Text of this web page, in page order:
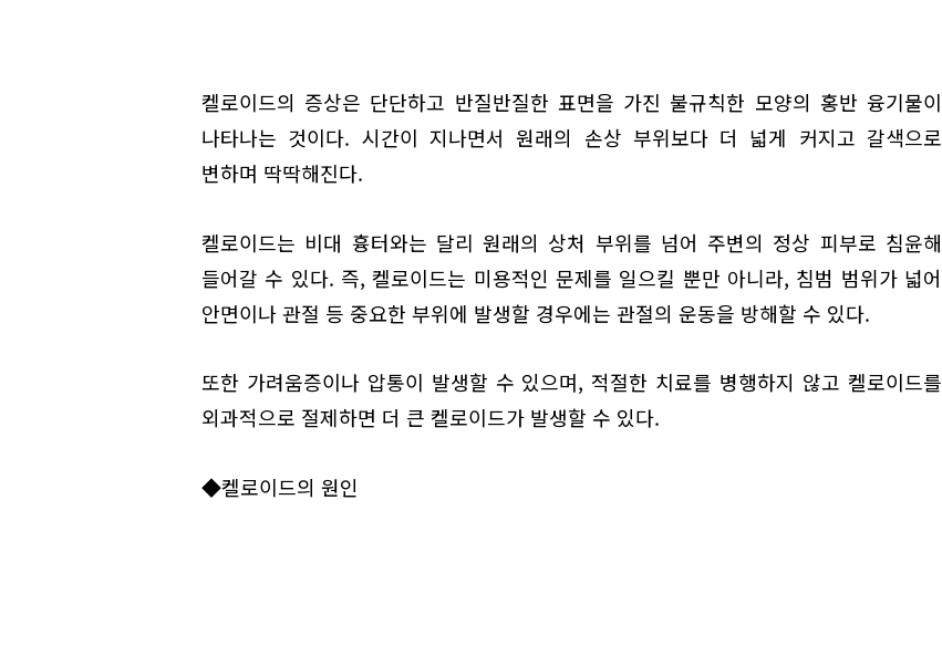
켈로이드의 증상은 단단하고 반질반질한 표면을 가진 불규칙한 모양의 홍반 융기물이
나타나는 것이다. 시간이 지나면서 원래의 손상 부위보다 더 넓게 커지고 갈색으로
변하며 딱딱해진다.
켈로이드는 비대 흉터와는 달리 원래의 상처 부위를 넘어 주변의 정상 피부로 침윤해
들어갈 수 있다. 즉, 켈로이드는 미용적인 문제를 일으킬 뿐만 아니라, 침범 범위가 넓어
안면이나 관절 등 중요한 부위에 발생할 경우에는 관절의 운동을 방해할 수 있다.
또한 가려움증이나 압통이 발생할 수 있으며, 적절한 치료를 병행하지 않고 켈로이드를
외과적으로 절제하면 더 큰 켈로이드가 발생할 수 있다.
◆켈로이드의 원인